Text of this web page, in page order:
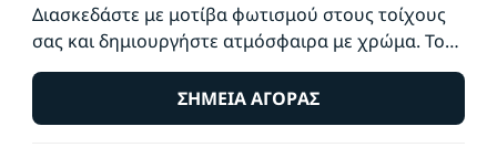
Διασκεδάστε με μοτίβα φωτισμού στους τοίχους
σας και δημιουργήστε ατμόσφαιρα με χρώμα. Το
επιτοίχιο φωτιστικό Up and Down για
εσωτερικούς χώρους, φωτίζει προς τα πάνω και
προς και κάτω, δημιουργώντας ενδιαφέροντα
ΣΗΜΕΊΑ ΑΓΟΡΆΣ